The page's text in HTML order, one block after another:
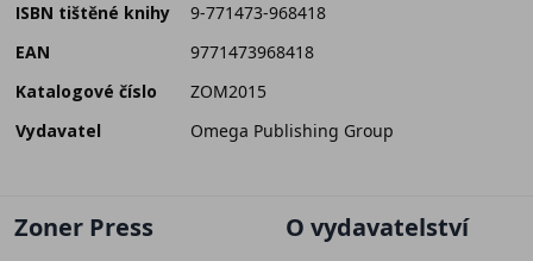
ISBN tištěné knihy
9-771473-968418
EAN
9771473968418
Katalogové číslo
ZOM2015
Vydavatel
Omega Publishing Group
Zoner Press O vydavatelství